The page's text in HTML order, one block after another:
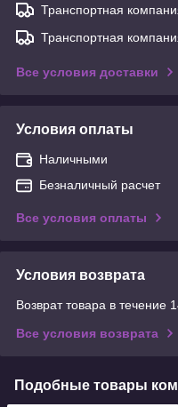
Транспортная
Транспортная
Все условия доставки
Условия оплаты
Наличными
Безналичный расчет
Все условия оплаты
Условия возврата
Возврат товара в течение
Все условия возврата
Подобные товары